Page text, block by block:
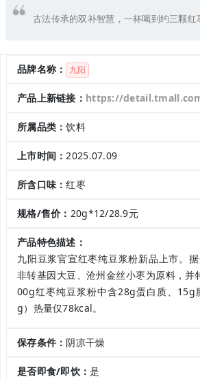
古法传承的双补智慧，一杯喝到约三颗红
品牌名称： 九阳
产品上新链接： https://detail.tmall.com/
所属品类：饮料
上市时间：2025.07.09
所含口味：红枣
规格/售价： 20g*12/28.9元
产品特色描述：
九阳豆浆官宣红枣纯豆浆粉新品上市。
非转基因大豆、沧州金丝小枣为原料，并
00g红枣纯豆浆粉中含28g蛋白质、15g
g）热量仅78kcal。
保存条件： 阴凉干燥
是否即食/即饮：是